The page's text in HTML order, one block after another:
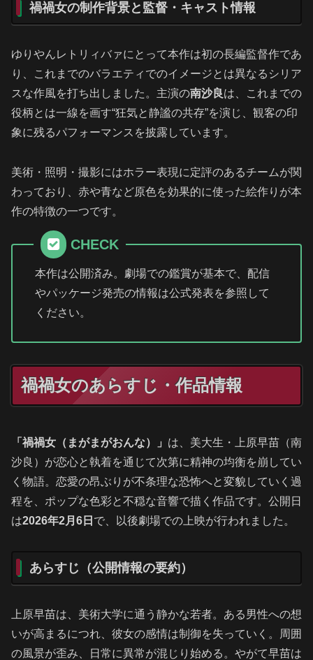
禍禍女の制作背景と監督・キャスト情報
ゆりやんレトリィバァにとって本作は初の長編監督作であ
り、これまでのバラエティでのイメージとは異なるシリア
スな作風を打ち出しました。主演の南沙良は、これまでの
役柄とは一線を画す“狂気と静謐の共存”を演じ、観客の印
象に残るパフォーマンスを披露しています。
美術・照明・撮影にはホラー表現に定評のあるチームが関
わっており、赤や青など原色を効果的に使った絵作りが本
作の特徴の一つです。
CHECK
本作は公開済み。劇場での鑑賞が基本で、配信
やパッケージ発売の情報は公式発表を参照して
ください。
禍禍女のあらすじ・作品情報
「禍禍女（まがまがおんな）」 は、美大生・上原早苗（南
沙良）が恋心と執着を通じて次第に精神の均衡を崩してい
く物語。恋愛の昂ぶりが不条理な恐怖へと変貌していく過
程を、ポップな色彩と不穏な音響で描く作品です。公開日
は2026年2月6日 で、以後劇場での上映が行われました。
あらすじ（公開情報の要約）
上原早苗は、美術大学に通う静かな若者。ある男性への想
いが高まるにつれ、彼女の感情は制御を失っていく。周囲
の風景が歪み、日常に異常が混じり始める。やがて早苗は